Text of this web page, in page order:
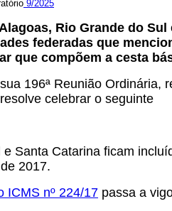
9/2025
Rio Grande do
federadas que
que compõem a cesta
196ª Reunião Ordinária,
celebrar o seguinte
Santa Catarina ficam
2017.
ICMS nº 224/17 passa a